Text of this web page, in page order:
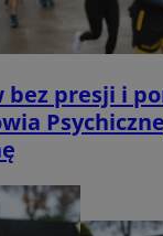
presji i